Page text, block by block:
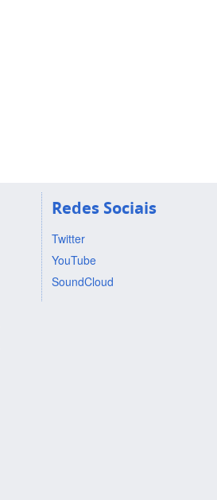
Redes Sociais
Twitter
YouTube
SoundCloud